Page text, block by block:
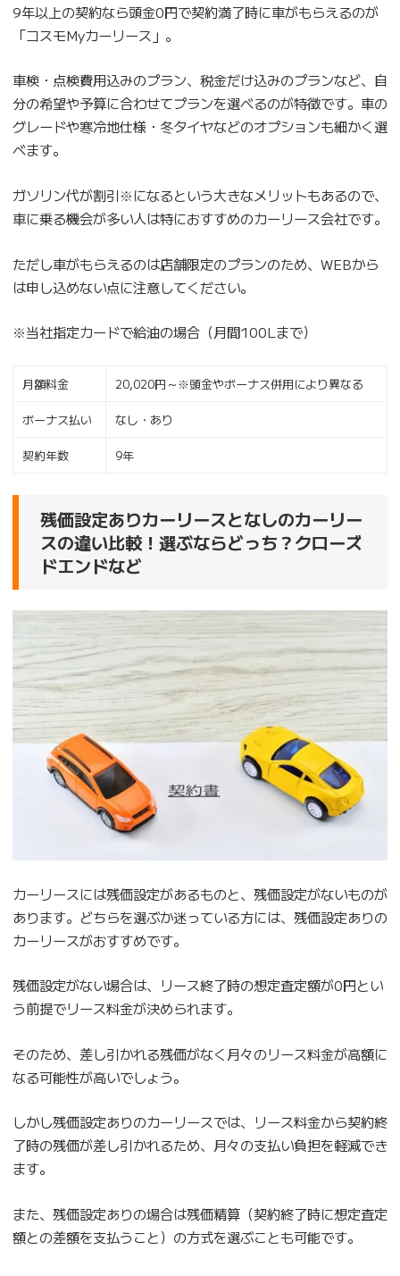
9年以上の契約なら頭金0円で契約満了時に車がもらえるのが
「コスモMyカーリース」。
車検・点検費用込みのプラン、税金だけ込みのプランなど、自
分の希望や予算に合わせてプランを選べるのが特徴です。車の
グレードや寒冷地仕様・冬タイヤなどのオプションも細かく選
べます。
ガソリン代が割引※になるという大きなメリットもあるので、
車に乗る機会が多い人は特におすすめのカーリース会社です。
ただし車がもらえるのは店舗限定のプランのため、WEBから
は申し込めない点に注意してください。
※当社指定カードで給油の場合（月間100Lまで）
月額料金 20,020円～※頭金やボーナス併用により異なる
ボーナス払い なし・あり
契約年数 9年
残価設定ありカーリースとなしのカーリー
スの違い比較！選ぶならどっち？クローズ
ドエンドなど
カーリースには残価設定があるものと、残価設定がないものが
あります。どちらを選ぶか迷っている方には、残価設定ありの
カーリースがおすすめです。
残価設定がない場合は、リース終了時の想定査定額が0円とい
う前提でリース料金が決められます。
そのため、差し引かれる残価がなく月々のリース料金が高額に
なる可能性が高いでしょう。
しかし残価設定ありのカーリースでは、リース料金から契約終
了時の残価が差し引かれるため、月々の支払い負担を軽減でき
ます。
また、残価設定ありの場合は残価精算（契約終了時に想定査定
額との差額を支払うこと）の方式を選ぶことも可能です。